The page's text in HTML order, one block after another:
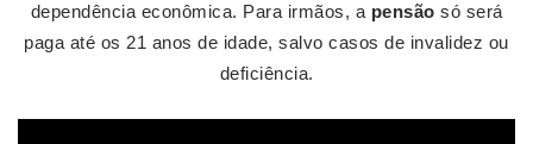
dependência econômica. Para irmãos, a pensão só será
paga até os 21 anos de idade, salvo casos de invalidez ou
deficiência.